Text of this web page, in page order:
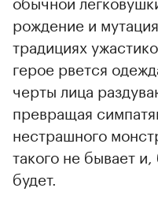
рождение и
традициях
герое рвется
черты лица
превращая
нестрашного
такого не бывает
будет.